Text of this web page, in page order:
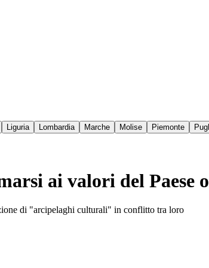
Liguria Lombardia Marche Molise Piemonte
ai valori del Paese
di "arcipelaghi culturali" in conflitto tra loro